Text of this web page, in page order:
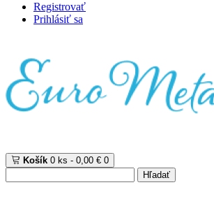
Registrovať
Prihlásiť sa
Košík 0 ks - 0,00 € 0
Hľadať